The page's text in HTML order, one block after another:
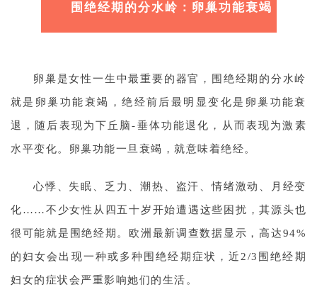
围绝经期的分水岭：卵巢功能衰竭
卵巢是女性一生中最重要的器官，围绝经期的分水岭
就是卵巢功能衰竭，绝经前后最明显变化是卵巢功能衰
退，随后表现为下丘脑-垂体功能退化，从而表现为激素
水平变化。卵巢功能一旦衰竭，就意味着绝经。
心悸、失眠、乏力、潮热、盗汗、情绪激动、月经变
化……不少女性从四五十岁开始遭遇这些困扰，其源头也
很可能就是围绝经期。欧洲最新调查数据显示，高达94%
的妇女会出现一种或多种围绝经期症状，近2/3围绝经期
妇女的症状会严重影响她们的生活。